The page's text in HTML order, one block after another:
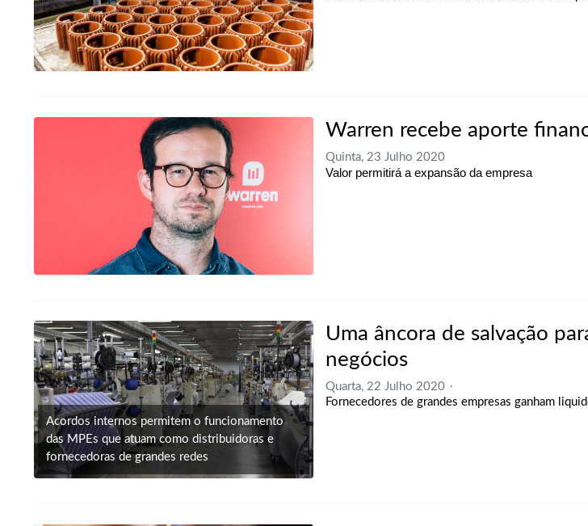
Warren recebe aporte
Quinta, 23 Julho 2020
Valor permitirá a expansão da empresa
Acordos internos permitem o funcionamento
das MPEs que atuam como distribuidoras e
fornecedoras de grandes redes
Uma âncora de salvação
negócios
Quarta, 22 Julho 2020
Fornecedores de grandes empresas ganham